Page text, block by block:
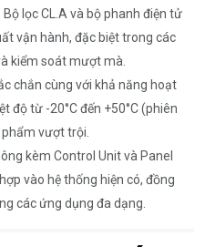
Bộ lọc CL.A và bộ phanh điện tử
vận hành, đặc biệt trong các
kiểm soát mượt mà.
chắn cùng với khả năng hoạt
độ từ -20°C đến +50°C (phiên
vượt trội.
kèm Control Unit và Panel
vào hệ thống hiện có, đồng
các ứng dụng đa dạng.